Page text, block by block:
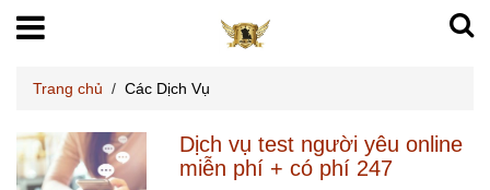
Trang chủ / Các Dịch Vụ
Dịch vụ test người yêu online
miễn phí + có phí 247